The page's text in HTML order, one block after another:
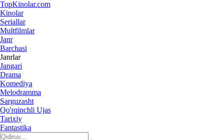
TopKinolar.com
Kinolar
Seriallar
Multfilmlar
Janr
Barchasi
Janrlar
Jangari
Drama
Komediya
Melodramma
Sarguzasht
Qo'rqinchli Ujas
Tarixiy
Fantastika